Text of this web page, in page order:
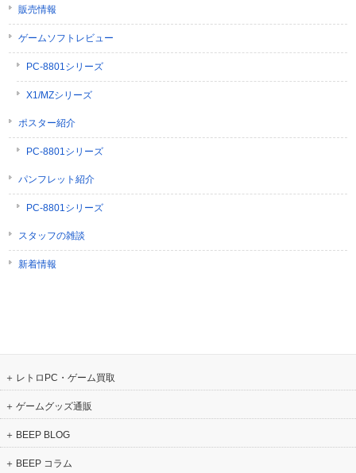
販売情報
ゲームソフトレビュー
PC-8801シリーズ
X1/MZシリーズ
ポスター紹介
PC-8801シリーズ
パンフレット紹介
PC-8801シリーズ
スタッフの雑談
新着情報
レトロPC・ゲーム買取
ゲームグッズ通販
BEEP BLOG
BEEP コラム